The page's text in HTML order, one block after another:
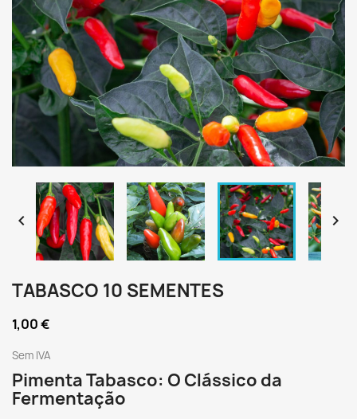
 
TABASCO 10 SEMENTES
1,00 €
Sem IVA
Pimenta Tabasco: O Clássico da
Fermentação